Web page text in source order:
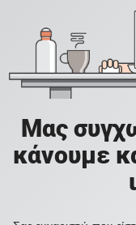
Μας
κάνουμε